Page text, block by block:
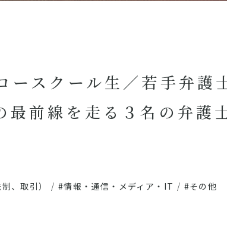
ースクール生／若手弁護
最前線を走る３名の弁護
、取引） / #情報・通信・メディア・IT / #その他